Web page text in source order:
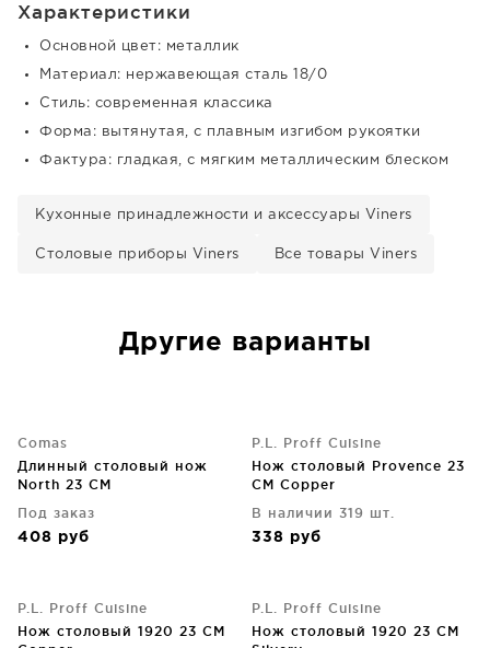
Характеристики
Основной цвет: металлик
Материал: нержавеющая сталь 18/0
Стиль: современная классика
Форма: вытянутая, с плавным изгибом рукоятки
Фактура: гладкая, с мягким металлическим блеском
Кухонные принадлежности и аксессуары Viners
Столовые приборы Viners Все товары Viners
Другие варианты
Comas
Длинный столовый нож
North 23 CM
Под заказ
408 руб
P.L. Proff Cuisine
Нож столовый Provence 23
CM Copper
В наличии 319 шт.
338 руб
P.L. Proff Cuisine
Нож столовый 1920 23 CM
P.L. Proff Cuisine
Нож столовый 1920 23 CM